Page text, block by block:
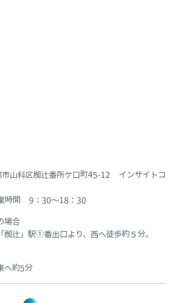
山科区椥辻番所ケ口町45-12 インサイトコ
時間 9：30～18：30
場合
椥辻」駅①番出口より、西へ徒歩約５分。
へ約5分